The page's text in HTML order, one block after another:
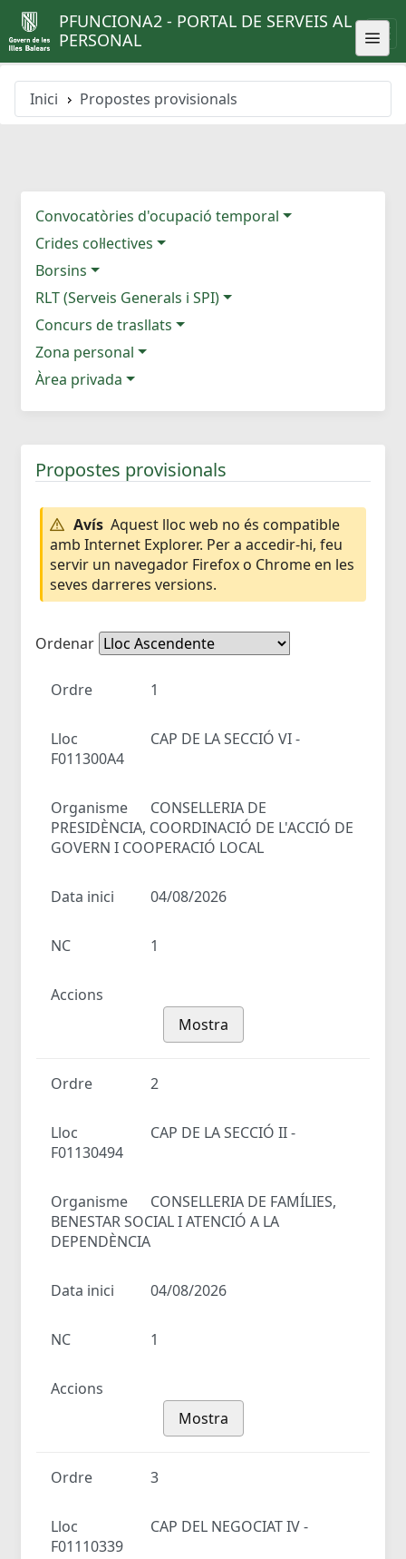
PFUNCIONA2 - PORTAL DE SERVEIS AL
PERSONAL
Inici Propostes provisionals
Convocatòries d'ocupació temporal
Crides col·lectives
Borsins
RLT (Serveis Generals i SPI)
Concurs de trasllats
Zona personal
Àrea privada
Propostes provisionals
Avís Aquest lloc web no és compatible
amb Internet Explorer. Per a accedir-hi, feu
servir un navegador Firefox o Chrome en les
seves darreres versions.
Ordenar
Ordre 1
Lloc
CAP DE LA SECCIÓ VI -
F011300A4
Organisme
CONSELLERIA DE
PRESIDÈNCIA, COORDINACIÓ DE L'ACCIÓ DE
GOVERN I COOPERACIÓ LOCAL
Data inici 04/08/2026
NC 1
Accions
Mostra
Ordre 2
Lloc
CAP DE LA SECCIÓ II -
F01130494
Organisme
CONSELLERIA DE FAMÍLIES,
BENESTAR SOCIAL I ATENCIÓ A LA
DEPENDÈNCIA
Data inici 04/08/2026
NC 1
Accions
Mostra
Ordre 3
Lloc
CAP DEL NEGOCIAT IV -
F01110339